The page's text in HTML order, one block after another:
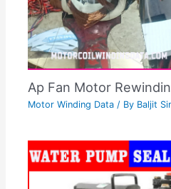
Ap Fan Motor
Motor Winding Data / By Baljit